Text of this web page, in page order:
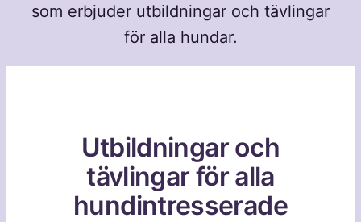
som erbjuder utbildningar och tävlingar
för alla hundar.
Utbildningar och
tävlingar för alla
hundintresserade